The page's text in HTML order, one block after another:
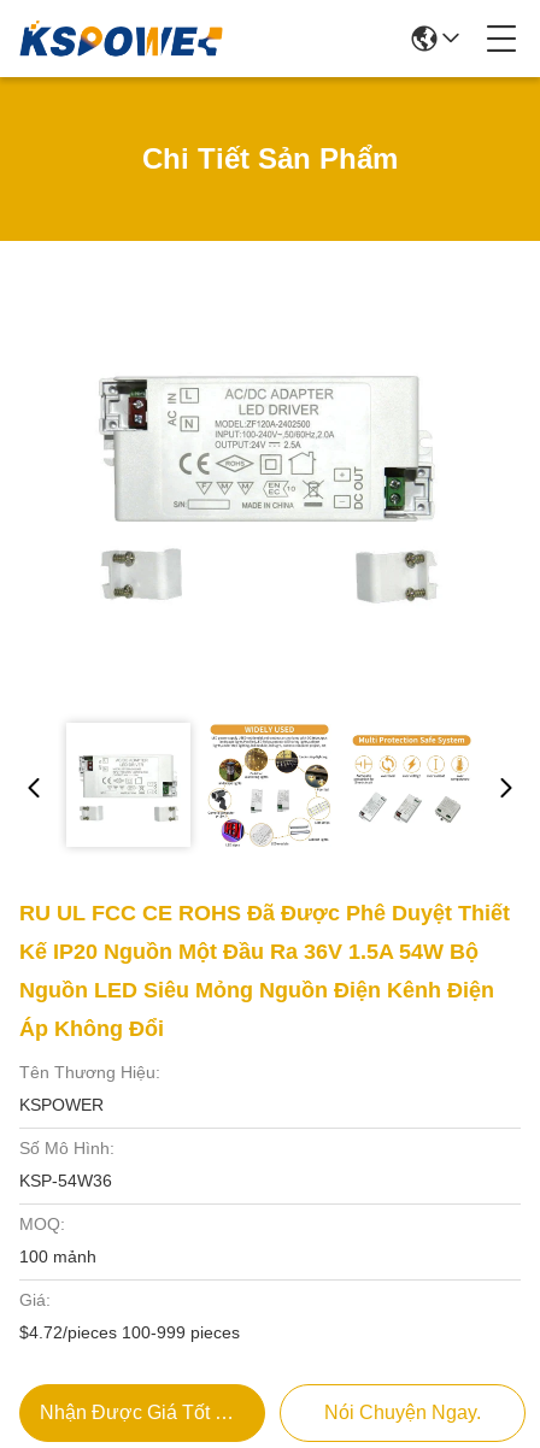
Chi Tiết Sản Phẩm
RU UL FCC CE ROHS Đã Được Phê Duyệt Thiết
Kế IP20 Nguồn Một Đầu Ra 36V 1.5A 54W Bộ
Nguồn LED Siêu Mỏng Nguồn Điện Kênh Điện
Áp Không Đổi
Tên Thương Hiệu:
KSPOWER
Số Mô Hình:
KSP-54W36
MOQ:
100 mảnh
Giá:
$4.72/pieces 100-999 pieces
Nhận Được Giá Tốt Nhất Nói Chuyện Ngay.